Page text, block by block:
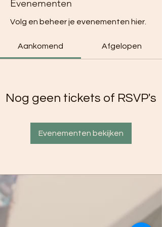
Evenementen
Volg en beheer je evenementen hier.
Aankomend Afgelopen
Nog geen tickets of RSVP's
Evenementen bekijken